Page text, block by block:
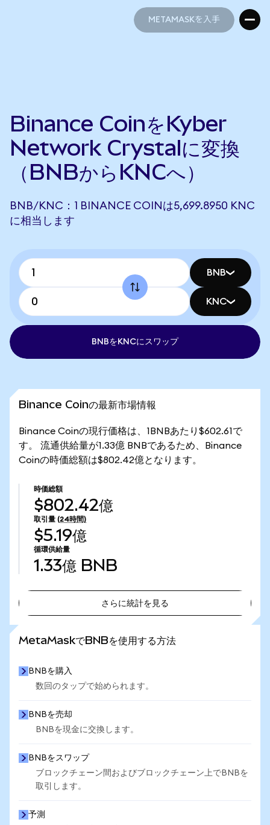
METAMASKを入手
Binance CoinをKyber
Network Crystalに変換
（BNBからKNCへ）
BNB/KNC：1 BINANCE COINは5,699.8950 KNC
に相当します
BNB
KNC
BNBをKNCにスワップ
Binance Coinの最新市場情報
Binance Coinの現行価格は、1BNBあたり$602.61で
す。 流通供給量が1.33億 BNBであるため、Binance
Coinの時価総額は$802.42億となります。
時価総額
$802.42億
取引量 (24時間)
$5.19億
循環供給量
1.33億 BNB
さらに統計を見る
MetaMaskでBNBを使用する方法
BNBを購入
数回のタップで始められます。
BNBを売却
BNBを現金に交換します。
BNBをスワップ
ブロックチェーン間およびブロックチェーン上でBNBを
取引します。
予測